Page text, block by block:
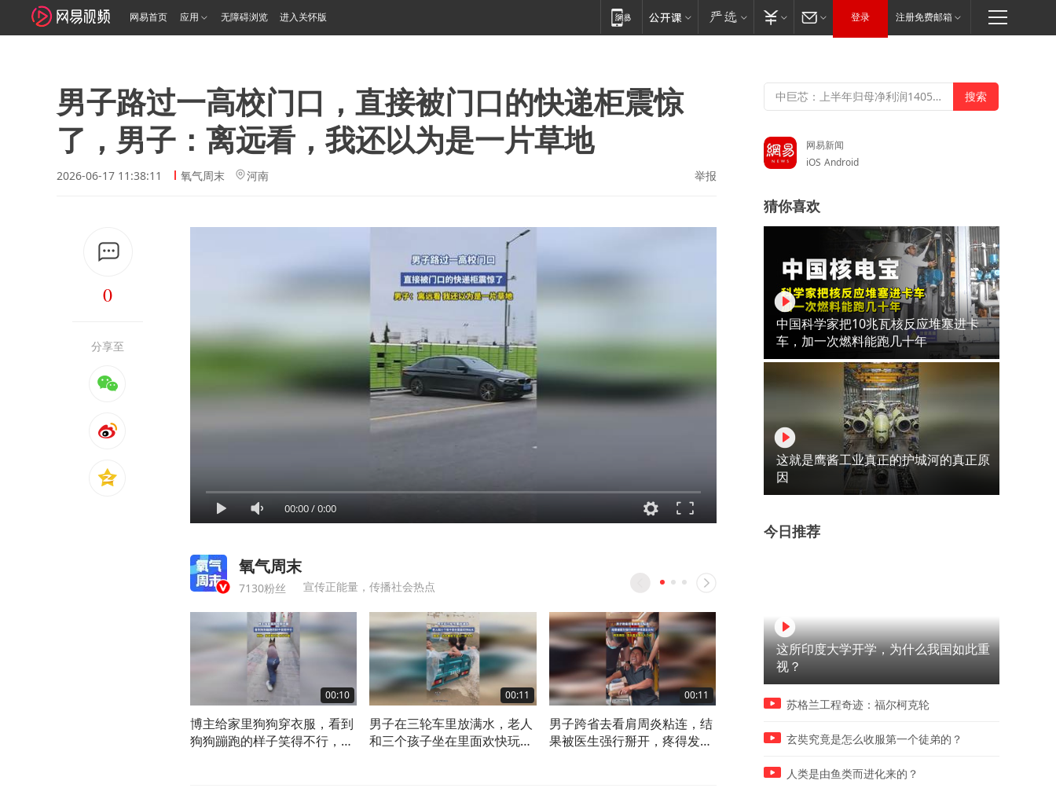
网易首页 应用 无障碍浏览 进入关怀版 登录 注册免费邮箱
男子路过一高校门口，直接被门口的快递柜震惊
了，男子：离远看，我还以为是一片草地
2026-06-17 11:38:11 氧气周末 河南 举报
0
分享至
00:00/0:00
氧气周末
7130粉丝 宣传正能量，传播社会热点
00:10
博主给家里狗狗穿衣服，看到
狗狗蹦跑的样子笑得不行，狗
00:11
男子在三轮车里放满水，老人
和三个孩子坐在里面欢快玩
00:11
男子跨省去看肩周炎粘连，结
果被医生强行掰开，疼得发出
到鞋就在手里拿着，女子：看
电梯，男子看到后立马救援
网易新闻
iOS Android
猜你喜欢
中国科学家把10兆瓦核反应堆塞进卡
车，加一次燃料能跑几十年
这就是鹰酱工业真正的护城河的真正原
因
今日推荐
这所印度大学开学，为什么我国如此重
视？
苏格兰工程奇迹：福尔柯克轮
玄奘究竟是怎么收服第一个徒弟的？
人类是由鱼类而进化来的？